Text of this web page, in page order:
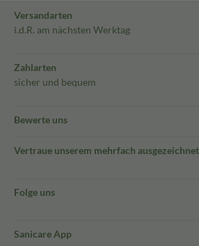
Versandarten
i.d.R. am nächsten Werktag
Zahlarten
sicher und bequem
Bewerte uns
Vertraue unserem mehrfach
Folge uns
Sanicare App